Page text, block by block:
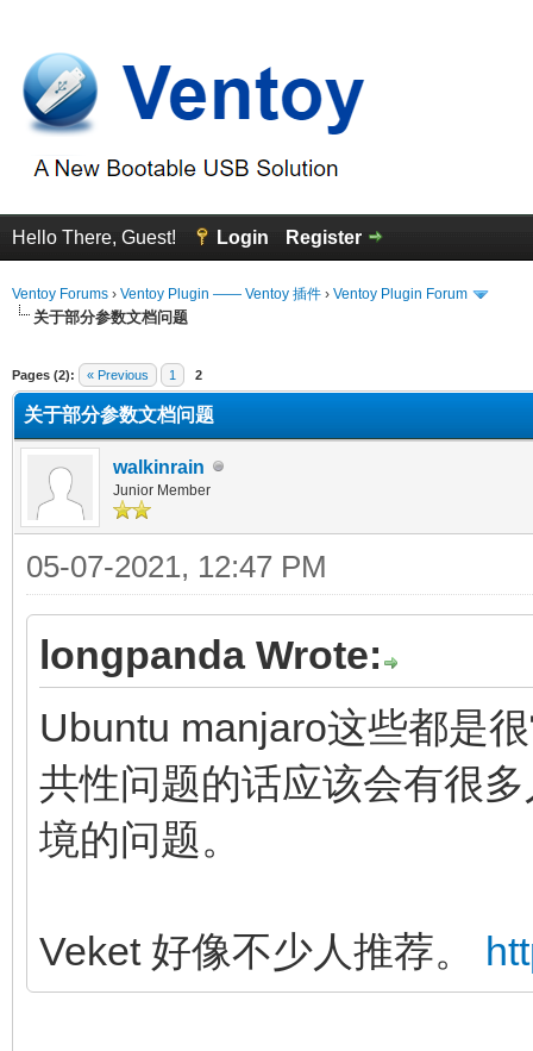
Hello There, Guest! Login Register
Ventoy Forums › Ventoy Plugin —— Ventoy 插件 › Ventoy Plugin Forum
关于部分参数文档问题
Pages (2): « Previous 1 2
关于部分参数文档问题
walkinrain
Junior Member
05-07-2021, 12:47 PM
longpanda Wrote:
Ubuntu manjaro这些都是
共性问题的话应该会有很
境的问题。
Veket 好像不少人推荐。